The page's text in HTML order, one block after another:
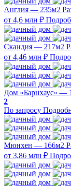
Англия — 235м2
от 4,6 млн ₽
Скандия — 217м2
от 4,46 млн ₽
Дом «Барнхаус» —
2
По запросу
Мюнхен — 166м2
от 3,86 млн ₽